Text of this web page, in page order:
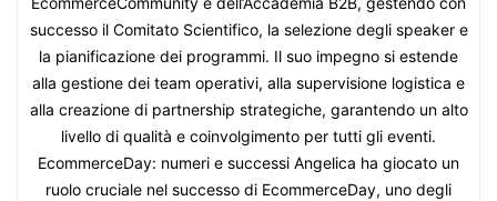
successo il Comitato Scientifico, la selezione degli speaker e
la pianificazione dei programmi. Il suo impegno si estende
alla gestione dei team operativi, alla supervisione logistica e
alla creazione di partnership strategiche, garantendo un alto
livello di qualità e coinvolgimento per tutti gli eventi.
EcommerceDay: numeri e successi Angelica ha giocato un
ruolo cruciale nel successo di EcommerceDay, uno degli